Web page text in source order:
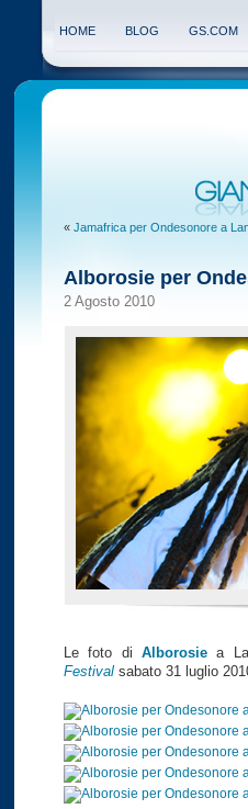
HOME BLOG GS.COM
« Jamafrica per Ondesonore a
Alborosie per
2 Agosto 2010
Le foto diAlborosie a
Festival sabato 31 luglio